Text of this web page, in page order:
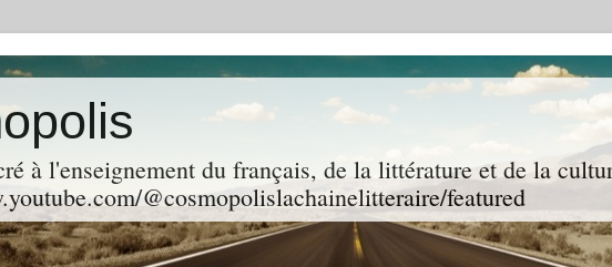
à l'enseignement du français, de la littérature et de la
@cosmopolislachainelitteraire/featured